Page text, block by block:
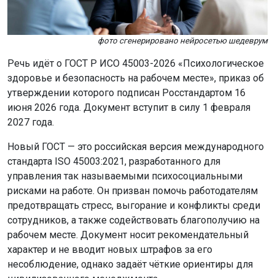
фото сгенерировано нейросетью шедеврум
Речь идёт о ГОСТ Р ИСО 45003-2026 «Психологическое
здоровье и безопасность на рабочем месте», приказ об
утверждении которого подписан Росстандартом 16
июня 2026 года. Документ вступит в силу 1 февраля
2027 года.
Новый ГОСТ — это российская версия международного
стандарта ISO 45003:2021, разработанного для
управления так называемыми психосоциальными
рисками на работе. Он призван помочь работодателям
предотвращать стресс, выгорание и конфликты среди
сотрудников, а также содействовать благополучию на
рабочем месте. Документ носит рекомендательный
характер и не вводит новых штрафов за его
несоблюдение, однако задаёт чёткие ориентиры для